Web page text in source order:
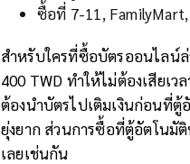
ซื้อที่ 7-11,
สำหรับใครที่ซื้อบัตรออนไลน์ล่
400 TWD ทำให้ไม่ต้องเสียเ
ต้องนำบัตรไปเติมเงินก่อนที่ตู้
ยุ่งยาก ส่วนการซื้อที่ตู้อัตโนมั
เลยเช่นกัน